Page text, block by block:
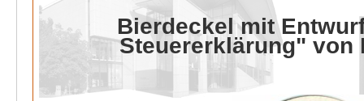
Bierdeckel mit
Steuererklärung" von